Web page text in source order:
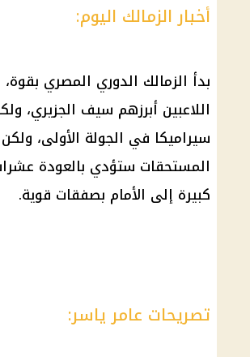
أخبار الزمالك اليوم:
بدأ الزمالك الدوري المصري
اللاعبين أبرزهم سيف الجزيري،
سيراميكا في الجولة الأولى،
المستحقات ستؤدي بالعودة
كبيرة إلى الأمام بصفقات قوية.
تصريحات عامر ياسر: